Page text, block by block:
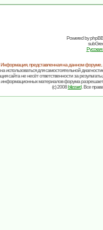
Powered byphpBB
Информация, представленная на данном форуме,
использоваться для самостоятельной
сайта не несёт ответственности за
информационных материалов форума
(c) 2008blizzard. Все